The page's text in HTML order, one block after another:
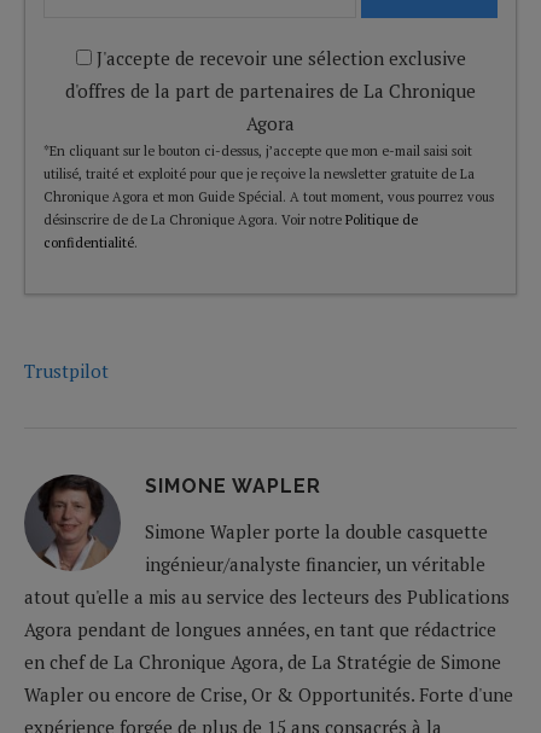
J'accepte de recevoir une sélection exclusive
d'offres de la part de partenaires de La Chronique
Agora
*En cliquant sur le bouton ci-dessus, j’accepte que mon e-mail saisi soit
utilisé, traité et exploité pour que je reçoive la newsletter gratuite de La
Chronique Agora et mon Guide Spécial. A tout moment, vous pourrez vous
désinscrire de de La Chronique Agora. Voir notre Politique de
confidentialité.
Trustpilot
SIMONE WAPLER
Simone Wapler porte la double casquette
ingénieur/analyste financier, un véritable
atout qu'elle a mis au service des lecteurs des Publications
Agora pendant de longues années, en tant que rédactrice
en chef de La Chronique Agora, de La Stratégie de Simone
Wapler ou encore de Crise, Or & Opportunités. Forte d'une
expérience forgée de plus de 15 ans consacrés à la